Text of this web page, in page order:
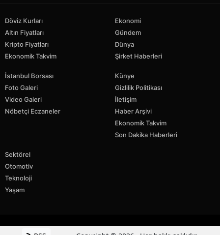
Döviz Kurları
Altın Fiyatları
Kripto Fiyatları
Ekonomik Takvim
Ekonomi
Gündem
Dünya
Şirket Haberleri
İstanbul Borsası
Foto Galeri
Video Galeri
Nöbetçi Eczaneler
Künye
Gizlilik Politikası
İletişim
Haber Arşivi
Ekonomik Takvim
Son Dakika Haberleri
Sektörel
Otomotiv
Teknoloji
Yaşam